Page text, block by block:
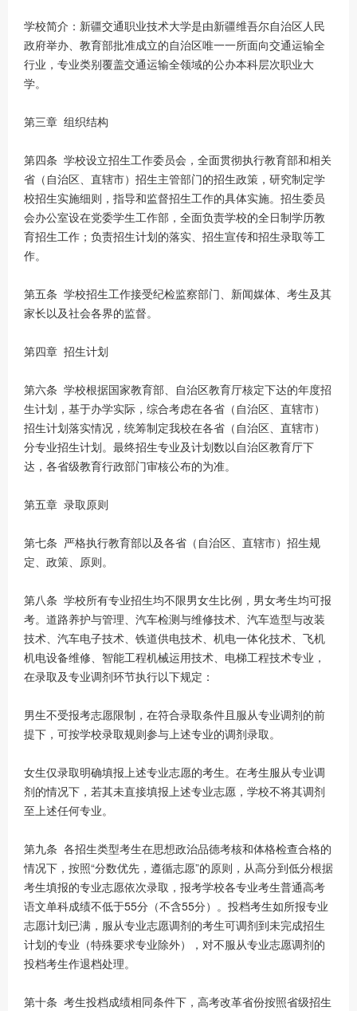
学校简介：新疆交通职业技术大学是由新疆维吾尔自治区人民
政府举办、教育部批准成立的自治区唯一一所面向交通运输全
行业，专业类别覆盖交通运输全领域的公办本科层次职业大
学。
第三章 组织结构
第四条 学校设立招生工作委员会，全面贯彻执行教育部和相关
省（自治区、直辖市）招生主管部门的招生政策，研究制定学
校招生实施细则，指导和监督招生工作的具体实施。招生委员
会办公室设在党委学生工作部，全面负责学校的全日制学历教
育招生工作；负责招生计划的落实、招生宣传和招生录取等工
作。
第五条 学校招生工作接受纪检监察部门、新闻媒体、考生及其
家长以及社会各界的监督。
第四章 招生计划
第六条 学校根据国家教育部、自治区教育厅核定下达的年度招
生计划，基于办学实际，综合考虑在各省（自治区、直辖市）
招生计划落实情况，统筹制定我校在各省（自治区、直辖市）
分专业招生计划。最终招生专业及计划数以自治区教育厅下
达，各省级教育行政部门审核公布的为准。
第五章 录取原则
第七条 严格执行教育部以及各省（自治区、直辖市）招生规
定、政策、原则。
第八条 学校所有专业招生均不限男女生比例，男女考生均可报
考。道路养护与管理、汽车检测与维修技术、汽车造型与改装
技术、汽车电子技术、铁道供电技术、机电一体化技术、飞机
机电设备维修、智能工程机械运用技术、电梯工程技术专业，
在录取及专业调剂环节执行以下规定：
男生不受报考志愿限制，在符合录取条件且服从专业调剂的前
提下，可按学校录取规则参与上述专业的调剂录取。
女生仅录取明确填报上述专业志愿的考生。在考生服从专业调
剂的情况下，若其未直接填报上述专业志愿，学校不将其调剂
至上述任何专业。
第九条 各招生类型考生在思想政治品德考核和体格检查合格的
情况下，按照“分数优先，遵循志愿”的原则，从高分到低分根据
考生填报的专业志愿依次录取，报考学校各专业考生普通高考
语文单科成绩不低于55分（不含55分）。投档考生如所报专业
志愿计划已满，服从专业志愿调剂的考生可调剂到未完成招生
计划的专业（特殊要求专业除外），对不服从专业志愿调剂的
投档考生作退档处理。
第十条 考生投档成绩相同条件下，高考改革省份按照省级招生